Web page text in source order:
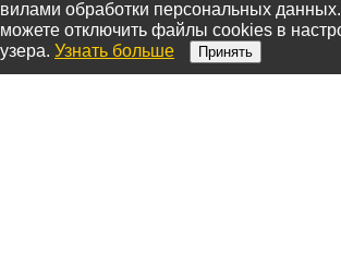
обработки персональных данных.
отключить файлы cookies в
Узнать больше Принять